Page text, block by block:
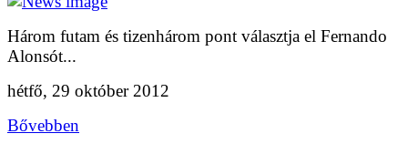
Három futam és tizenhárom pont választja el Fernando
Alonsót...
hétfő, 29 október 2012
Bővebben